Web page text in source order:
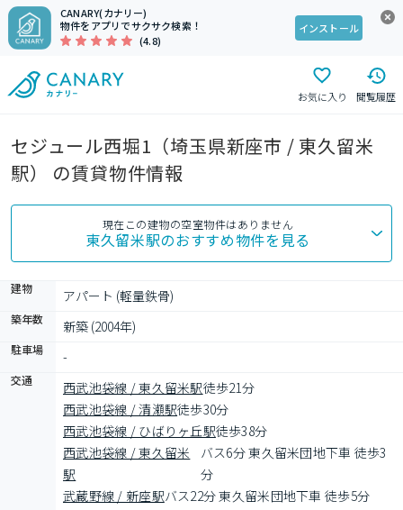
CANARY(カナリー)
物件をアプリでサクサク検索！
(4.8)
インストール
お気に入り 閲覧履歴
セジュール西堀1（埼玉県新座市 / 東久留米
駅） の賃貸物件情報
現在この建物の空室物件はありません
東久留米駅のおすすめ物件を見る
建物 アパート (軽量鉄骨)
築年数 新築 (2004年)
駐車場 -
交通 西武池袋線 / 東久留米駅徒歩21分
西武池袋線 / 清瀬駅徒歩30分
西武池袋線 / ひばりヶ丘駅徒歩38分
西武池袋線 / 東久留米
駅
バス6分 東久留米団地下車 徒歩3
分
武蔵野線 / 新座駅バス22分 東久留米団地下車 徒歩5分